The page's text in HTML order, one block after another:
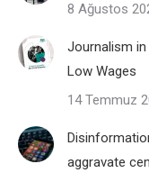
8 Ağustos
Journalism in
Low Wages
14 Temmuz
aggravate